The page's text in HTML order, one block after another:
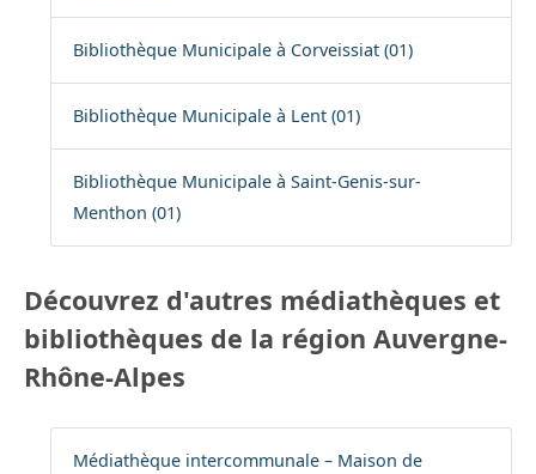
Bibliothèque Municipale à Corveissiat (01)
Bibliothèque Municipale à Lent (01)
Bibliothèque Municipale à Saint-Genis-sur-
Menthon (01)
Découvrez d'autres médiathèques et
bibliothèques de la région Auvergne-
Rhône-Alpes
Médiathèque intercommunale – Maison de